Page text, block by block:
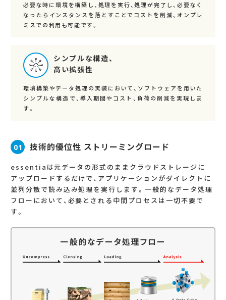
必要な時に環境を構築し、処理を実行、処理が完了し、必要なく
なったらインスタンスを落とすことでコストを削減、オンプレ
ミスでの利用も可能です。
シンプルな構造、
高い拡張性
環境構築やデータ処理の実装において、ソフトウェアを用いた
シンプルな構造で、導入期間やコスト、負荷の削減を実現しま
す。
01 技術的優位性 ストリーミングロード
essentiaは元データの形式のままクラウドストレージに
アップロードするだけで、アプリケーションがダイレクトに
並列分散で読み込み処理を実行します。一般的なデータ処理
フローにおいて、必要とされる中間プロセスは一切不要で
す。